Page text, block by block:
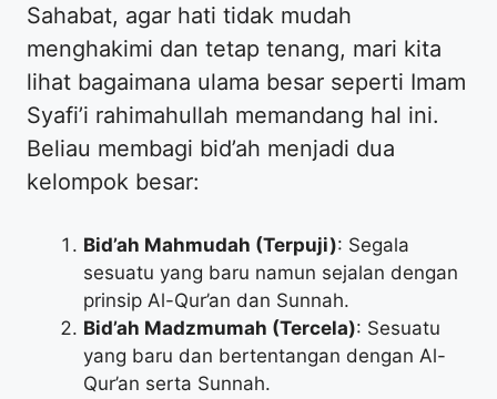
Sahabat, agar hati tidak mudah
menghakimi dan tetap tenang, mari kita
lihat bagaimana ulama besar seperti Imam
Syafi’i rahimahullah memandang hal ini.
Beliau membagi bid’ah menjadi dua
kelompok besar:
Bid’ah Mahmudah (Terpuji): Segala
sesuatu yang baru namun sejalan dengan
prinsip Al-Qur’an dan Sunnah.
Bid’ah Madzmumah (Tercela): Sesuatu
yang baru dan bertentangan dengan Al-
Qur’an serta Sunnah.